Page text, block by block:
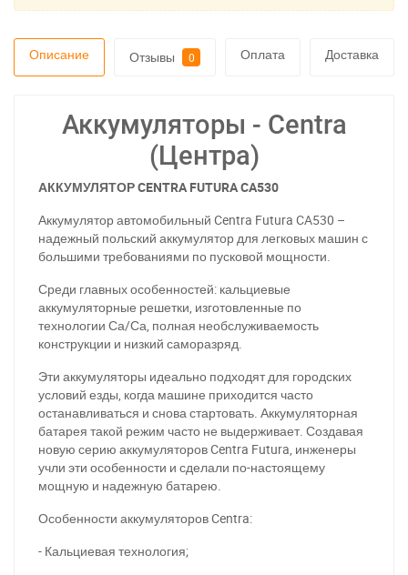
Описание Отзывы 0 Оплата Доставка
Аккумуляторы - Centra
(Центра)
АККУМУЛЯТОР CENTRA FUTURA CA530
Аккумулятор автомобильный Centra Futura CA530 –
надежный польский аккумулятор для легковых машин с
большими требованиями по пусковой мощности.
Среди главных особенностей: кальциевые
аккумуляторные решетки, изготовленные по
технологии Са/Са, полная необслуживаемость
конструкции и низкий саморазряд.
Эти аккумуляторы идеально подходят для городских
условий езды, когда машине приходится часто
останавливаться и снова стартовать. Аккумуляторная
батарея такой режим часто не выдерживает. Создавая
новую серию аккумуляторов Centra Futura, инженеры
учли эти особенности и сделали по-настоящему
мощную и надежную батарею.
Особенности аккумуляторов Centra:
- Кальциевая технология;